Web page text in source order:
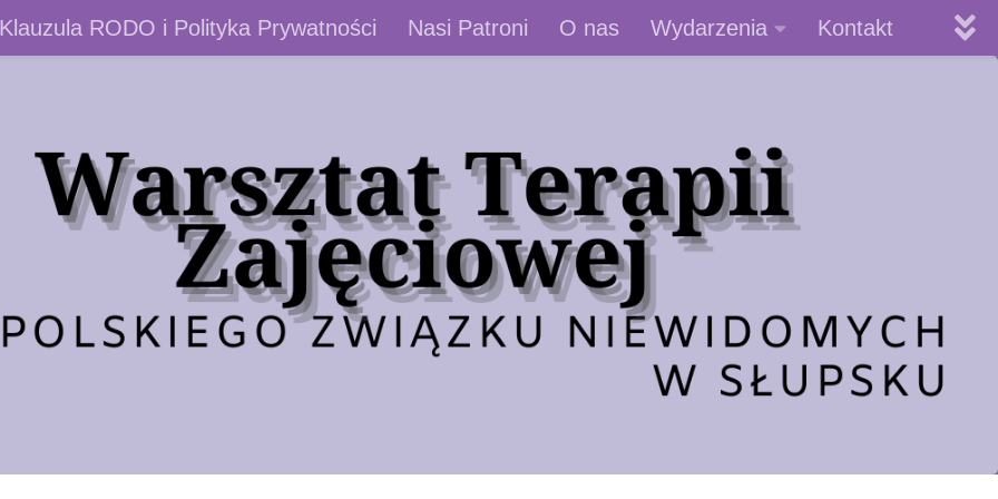
Klauzula RODO i Polityka Prywatności Nasi Patroni O nas Wydarzenia Kontakt